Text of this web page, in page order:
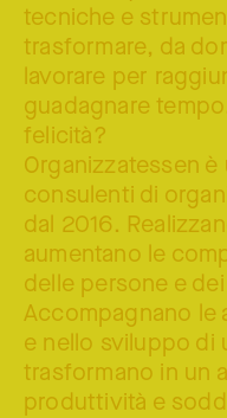
tecniche e
trasformare, da
lavorare per
guadagnare
felicità?
Organizzatessen
consulenti di
dal 2016.
aumentano le
delle persone e
Accompagnano le
e nello sviluppo di
trasformano in un
produttività e